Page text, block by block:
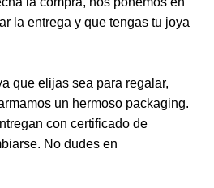
la entrega y que tengas tu joya
que elijas sea para regalar,
un hermoso packaging.
con certificado de
No dudes en